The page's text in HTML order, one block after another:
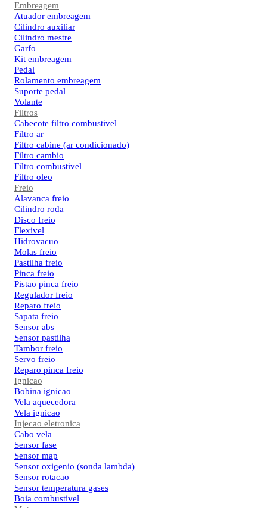
Embreagem
Atuador embreagem
Cilindro auxiliar
Cilindro mestre
Garfo
Kit embreagem
Pedal
Rolamento embreagem
Suporte pedal
Volante
Filtros
Cabecote filtro combustivel
Filtro ar
Filtro cabine (ar condicionado)
Filtro cambio
Filtro combustivel
Filtro oleo
Freio
Alavanca freio
Cilindro roda
Disco freio
Flexivel
Hidrovacuo
Molas freio
Pastilha freio
Pinca freio
Pistao pinca freio
Regulador freio
Reparo freio
Sapata freio
Sensor abs
Sensor pastilha
Tambor freio
Servo freio
Reparo pinca freio
Ignicao
Bobina ignicao
Vela aquecedora
Vela ignicao
Injecao eletronica
Cabo vela
Sensor fase
Sensor map
Sensor oxigenio (sonda lambda)
Sensor rotacao
Sensor temperatura gases
Boia combustivel